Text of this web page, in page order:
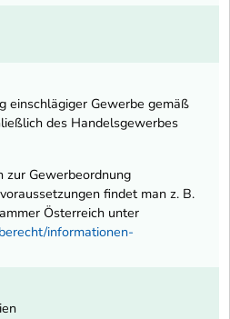
einschlägiger Gewerbe gemäß
des Handelsgewerbes
zur Gewerbeordnung
findet man z. B.
Österreich unter
informationen-